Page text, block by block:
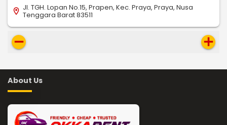
location_on Jl. TGH. Lopan No.15, Prapen, Kec. Praya, Praya, Nusa
Tenggara Barat 83511
remove add
About Us